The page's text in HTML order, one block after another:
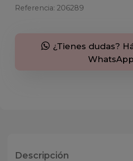
Referencia: 206289
¿Tienes dudas?
WhatsApp
Descripción